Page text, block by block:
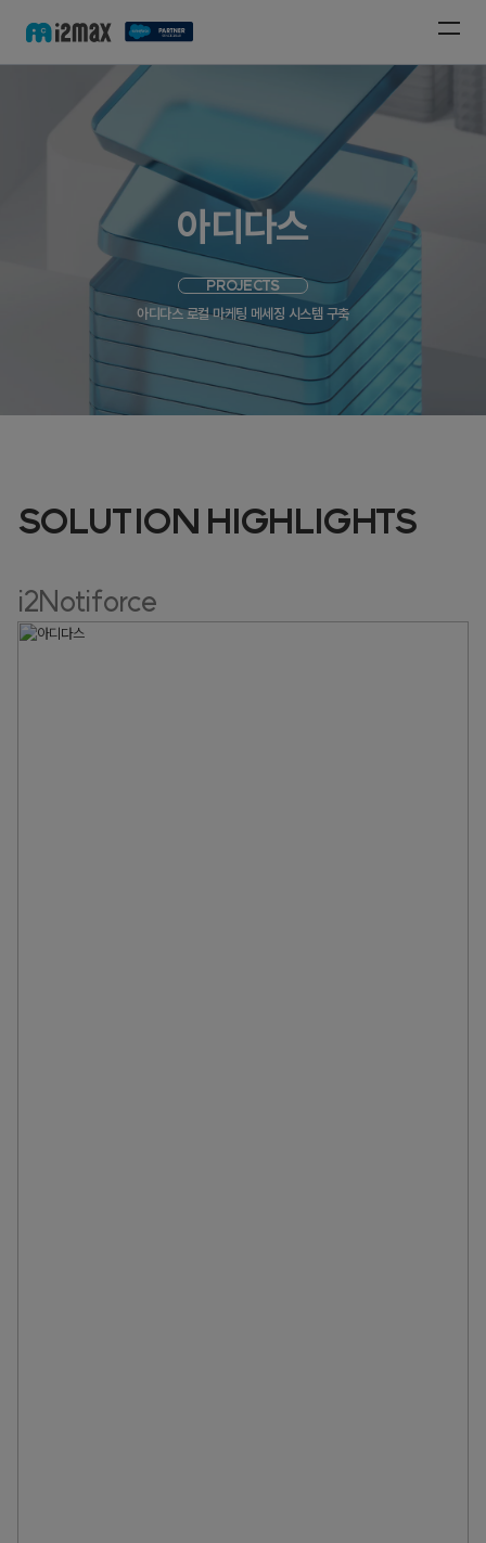
아디다스
PROJECTS
아디다스 로컬 마케팅 메세징 시스템 구축
SOLUTION HIGHLIGHTS
i2Notiforce